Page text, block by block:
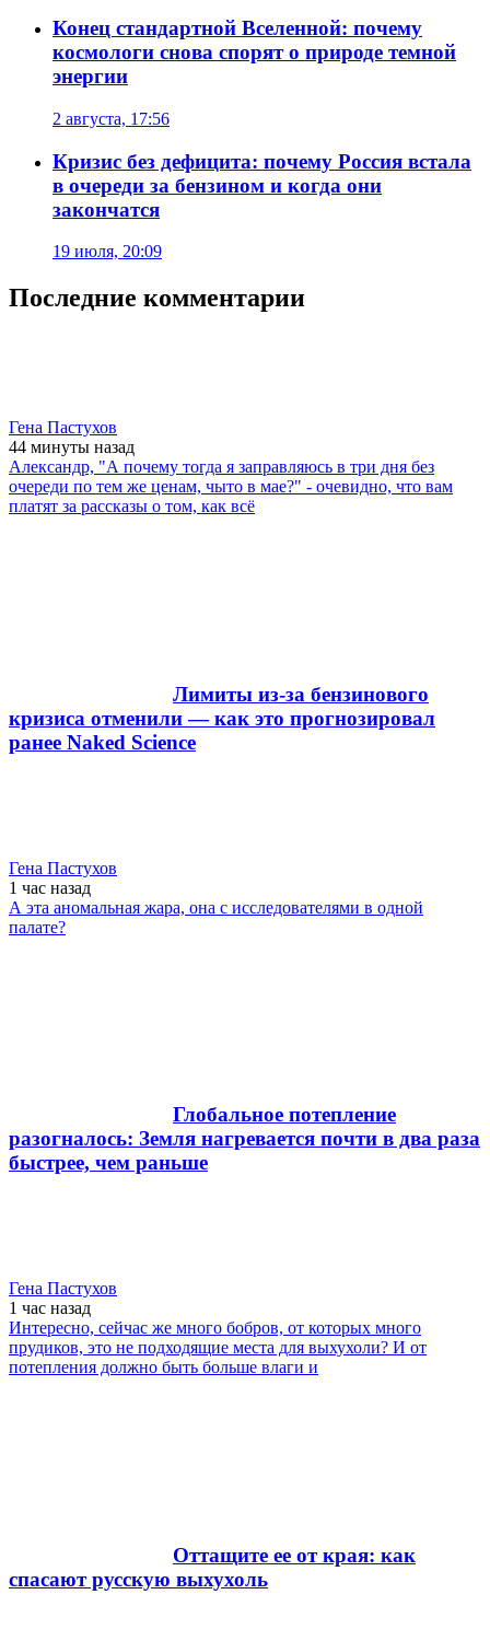
Конец стандартной Вселенной: почему
космологи снова спорят о природе темной
энергии
2 августа, 17:56
Кризис без дефицита: почему Россия встала
в очереди за бензином и когда они
закончатся
19 июля, 20:09
Последние комментарии
Гена Пастухов
44 минуты назад
Александр, "А почему тогда я заправляюсь в три дня без
очереди по тем же ценам, чыто в мае?" - очевидно, что вам
платят за рассказы о том, как всё
Лимиты из-за бензинового
кризиса отменили — как это прогнозировал
ранее Naked Science
Гена Пастухов
1 час назад
А эта аномальная жара, она с исследователями в одной
палате?
Глобальное потепление
разогналось: Земля нагревается почти в два раза
быстрее, чем раньше
Гена Пастухов
1 час назад
Интересно, сейчас же много бобров, от которых много
прудиков, это не подходящие места для выхухоли? И от
потепления должно быть больше влаги и
Оттащите ее от края: как
спасают русскую выхухоль